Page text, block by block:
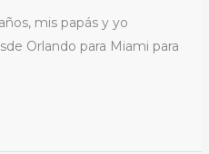
mis papás y yo
Orlando para Miami para